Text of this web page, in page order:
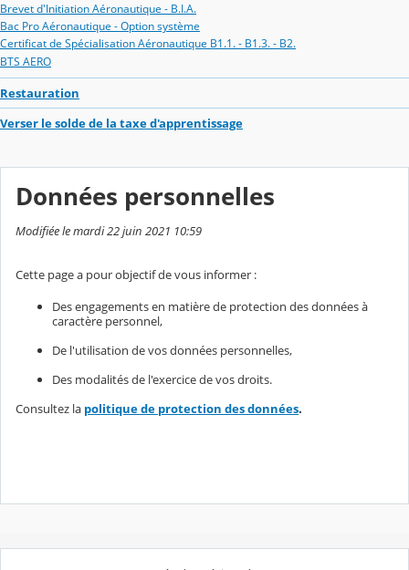
Brevet d'Initiation Aéronautique - B.I.A.
Bac Pro Aéronautique - Option système
Certificat de Spécialisation Aéronautique B1.1. - B1.3. - B2.
BTS AERO
Restauration
Verser le solde de la taxe d'apprentissage
Données personnelles
Modifiée le mardi 22 juin 2021 10:59
Cette page a pour objectif de vous informer :
Des engagements en matière de protection des données à
caractère personnel,
De l'utilisation de vos données personnelles,
Des modalités de l'exercice de vos droits.
Consultez la politique de protection des données.